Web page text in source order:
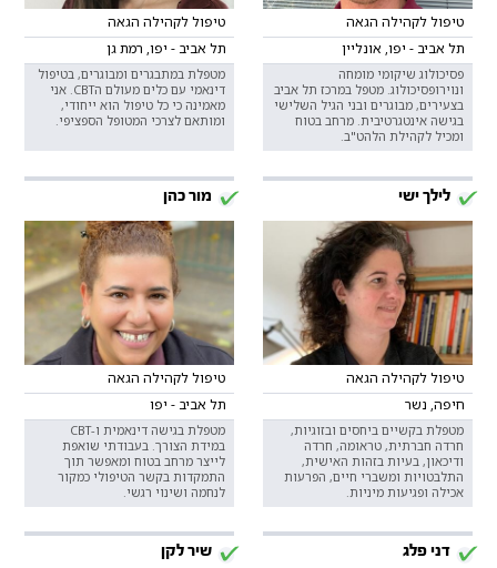
טיפול לקהילה הגאה
תל אביב - יפו, אונליין
פסיכולוג שיקומי מומחה
ונוירופסיכולוג. מטפל במרכז תל אביב
בצעירים, מבוגרים ובני הגיל השלישי
בגישה אינטגרטיבית. מרחב בטוח
ומכיל לקהילת הלהט"ב.
טיפול לקהילה הגאה
תל אביב - יפו, רמת גן
מטפלת במתבגרים ומבוגרים, בטיפול
דינאמי עם כלים מעולם הCBT. אני
מאמינה כי כל טיפול הוא ייחודי,
ומותאם לצרכי המטופל הספציפי.
לילך ישי
טיפול לקהילה הגאה
חיפה, נשר
מטפלת בקשיים ביחסים ובזוגיות,
חרדה חברתית, טראומה, חרדה
ודיכאון, בעיות בזהות האישית,
התלבטויות ומשברי חיים, הפרעות
אכילה ופגיעות מיניות.
מור כהן
טיפול לקהילה הגאה
תל אביב - יפו
מטפלת בגישה דינאמית ו-CBT
במידת הצורך. בעבודתי שואפת
לייצר מרחב בטוח ומאפשר תוך
התמקדות בקשר הטיפולי כמקור
לנחמה ושינוי רגשי.
דני פלג שיר לקן